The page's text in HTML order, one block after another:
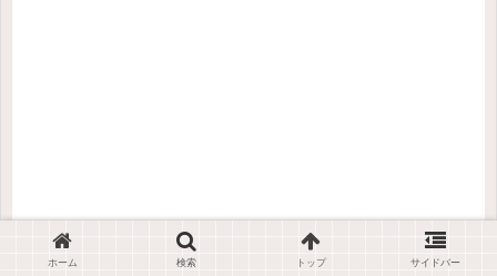
ホーム 検索 トップ サイドバー